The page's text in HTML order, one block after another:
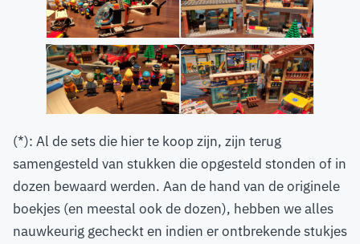
(*): Al de sets die hier te koop zijn, zijn terug
samengesteld van stukken die opgesteld stonden of in
dozen bewaard werden. Aan de hand van de originele
boekjes (en meestal ook de dozen), hebben we alles
nauwkeurig gecheckt en indien er ontbrekende stukjes